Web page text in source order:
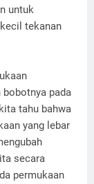
untuk
tekanan
bobotnya pada
tahu bahwa
yang lebar
secara
permukaan